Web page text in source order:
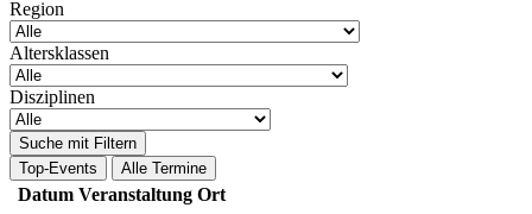
Region
Altersklassen
Disziplinen
Suche mit Filtern
Top-Events
Alle Termine
Datum Veranstaltung Ort